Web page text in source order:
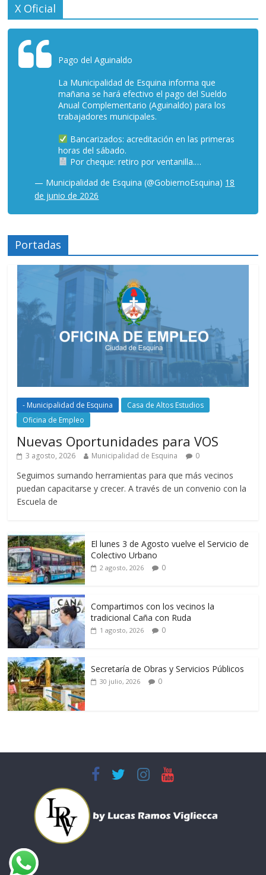
X Oficial
Pago del Aguinaldo
La Municipalidad de Esquina informa que
mañana se hará efectivo el pago del Sueldo
Anual Complementario (Aguinaldo) para los
trabajadores municipales.
Bancarizados: acreditación en las primeras
horas del sábado.
Por cheque: retiro por ventanilla.…
— Municipalidad de Esquina (@GobiernoEsquina) 18
de junio de 2026
Portadas
- Municipalidad de Esquina
Casa de Altos Estudios
Oficina de Empleo
Nuevas Oportunidades para VOS
3 agosto, 2026 Municipalidad de Esquina 0
Seguimos sumando herramientas para que más vecinos
puedan capacitarse y crecer. A través de un convenio con la
Escuela de
El lunes 3 de Agosto vuelve el Servicio de
Colectivo Urbano
2 agosto, 2026 0
Compartimos con los vecinos la
tradicional Caña con Ruda
1 agosto, 2026 0
Secretaría de Obras y Servicios Públicos
30 julio, 2026 0